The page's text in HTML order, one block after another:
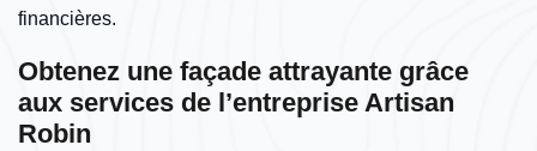
financières.
Obtenez une façade attrayante grâce
aux services de l’entreprise Artisan
Robin